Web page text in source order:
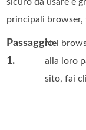
principali browser,
Passaggio
1.
Nel
alla loro
sito, fai